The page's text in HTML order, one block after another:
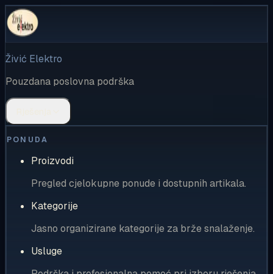
Živić Elektro
Pouzdana poslovna podrška
PONUDA
Proizvodi
Pregled cjelokupne ponude i dostupnih artikala.
Kategorije
Jasno organizirane kategorije za brže snalaženje.
Usluge